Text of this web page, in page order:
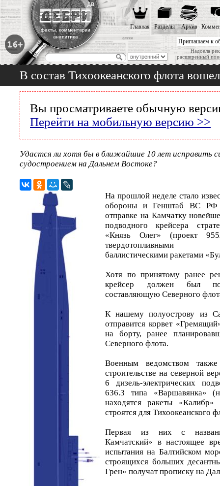
Приглашаем к
Надоела
расширенный
Главная Разделы Архив
В состав Тихоокеанского флота
Вы просматриваете обычную
Перейти на мобильную версию >>
Удастся ли хотя бы в ближайшие 10 лет исправить
судостроением на Дальнем Востоке?
На прошлой неделе стало
обороны и Генштаб ВС РФ
отправке на Камчатку
подводного крейсера
«Князь Олег» (проект
твердотопливными
баллистическими ракетами
Хотя по принятому ранее
крейсер должен был
составляющую Северного
К нашему полуострову из
отправится корвет
на борту, ранее
Северного флота.
Военным ведомством
строительстве на северной
6 дизель-электрических
636.3 типа «Варшавянка»
находятся ракеты
строятся для Тихоокеанского
Первая из них с
Камчатский» в настоящее
испытания на Балтийском
строящихся больших
Грен» получат прописку на